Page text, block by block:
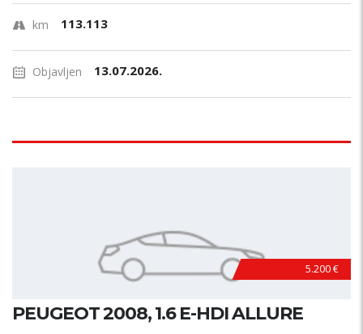
km 113.113
Objavljen 13.07.2026.
5.200 €
PEUGEOT 2008, 1.6 E-HDI ALLURE